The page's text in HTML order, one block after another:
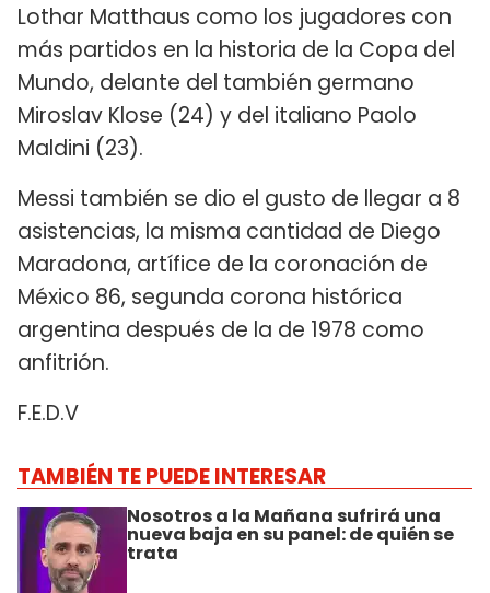
Lothar Matthaus como los jugadores con
más partidos en la historia de la Copa del
Mundo, delante del también germano
Miroslav Klose (24) y del italiano Paolo
Maldini (23).
Messi también se dio el gusto de llegar a 8
asistencias, la misma cantidad de Diego
Maradona, artífice de la coronación de
México 86, segunda corona histórica
argentina después de la de 1978 como
anfitrión.
F.E.D.V
TAMBIÉN TE PUEDE INTERESAR
Nosotros a la Mañana sufrirá una
nueva baja en su panel: de quién se
trata